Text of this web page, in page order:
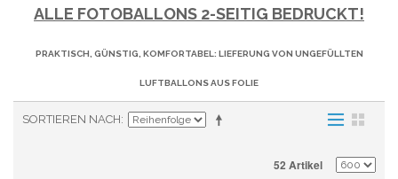
ALLE FOTOBALLONS 2-SEITIG BEDRUCKT!
PRAKTISCH, GÜNSTIG, KOMFORTABEL: LIEFERUNG VON UNGEFÜLLTEN
LUFTBALLONS AUS FOLIE
SORTIEREN NACH
52 Artikel